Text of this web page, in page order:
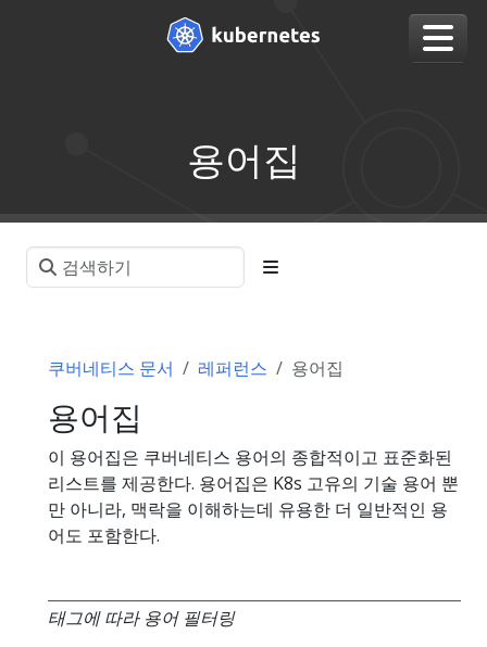
용어집
쿠버네티스 문서 레퍼런스 용어집
용어집
이 용어집은 쿠버네티스 용어의 종합적이고 표준화된
리스트를 제공한다. 용어집은 K8s 고유의 기술 용어 뿐
만 아니라, 맥락을 이해하는데 유용한 더 일반적인 용
어도 포함한다.
태그에 따라 용어 필터링